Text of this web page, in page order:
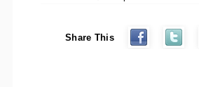
Share This